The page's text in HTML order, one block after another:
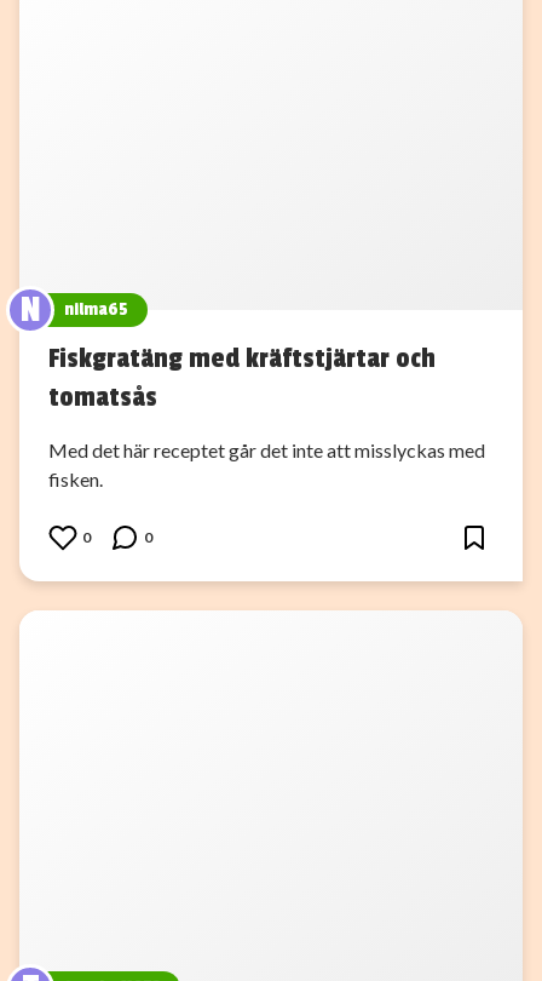
N nilma65
Fiskgratäng med kräftstjärtar och
tomatsås
Med det här receptet går det inte att misslyckas med
fisken.
0 0